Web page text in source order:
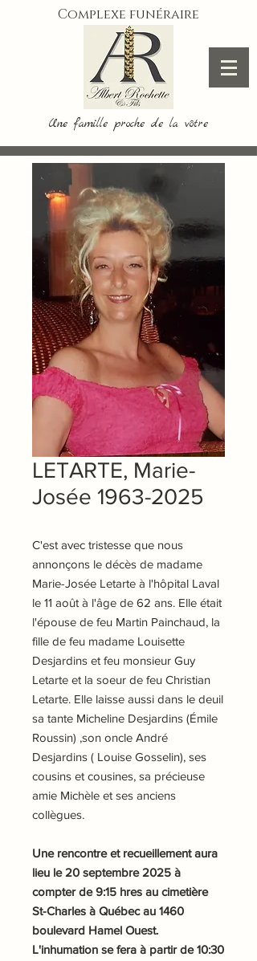
Complexe funéraire
Une famille proche de la vôtre
LETARTE, Marie-
Josée 1963-2025
C'est avec tristesse que nous
annonçons le décès de madame
Marie-Josée Letarte à l'hôpital Laval
le 11 août à l'âge de 62 ans. Elle était
l'épouse de feu Martin Painchaud, la
fille de feu madame Louisette
Desjardins et feu monsieur Guy
Letarte et la soeur de feu Christian
Letarte. Elle laisse aussi dans le deuil
sa tante Micheline Desjardins (Émile
Roussin) ,son oncle André
Desjardins ( Louise Gosselin), ses
cousins et cousines, sa précieuse
amie Michèle et ses anciens
collègues.
Une rencontre et recueillement aura
lieu le 20 septembre 2025 à
compter de 9:15 hres au cimetière
St-Charles à Québec au 1460
boulevard Hamel Ouest.
L'inhumation se fera à partir de 10:30